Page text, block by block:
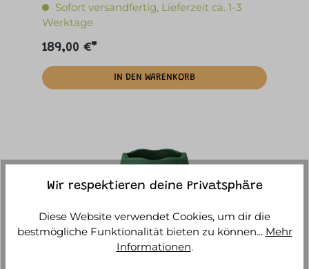
Sofort versandfertig, Lieferzeit ca. 1-3
Werktage
189,00 €*
IN DEN WARENKORB
Wir respektieren deine Privatsphäre
Diese Website verwendet Cookies, um dir die
bestmögliche Funktionalität bieten zu können... Mehr
Informationen.